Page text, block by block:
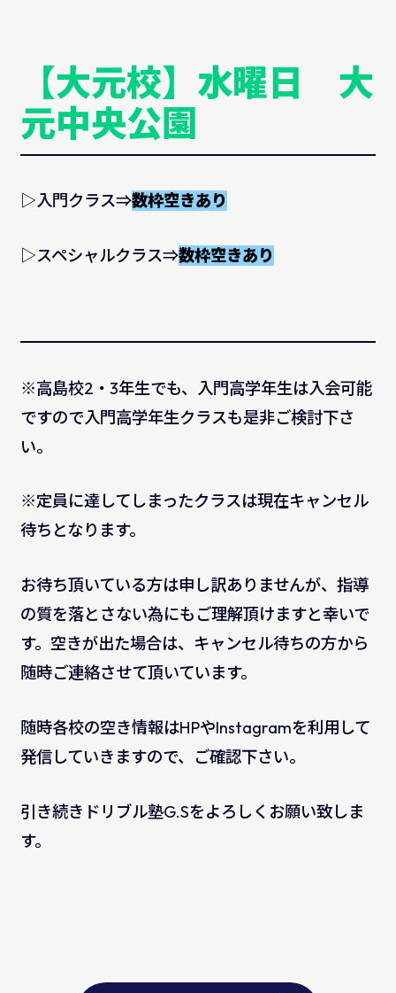
【大元校】水曜日 大
元中央公園
▷入門クラス⇒数枠空きあり
▷スペシャルクラス⇒数枠空きあり
※高島校2・3年生でも、入門高学年生は入会可能
ですので入門高学年生クラスも是非ご検討下さ
い。
※定員に達してしまったクラスは現在キャンセル
待ちとなります。
お待ち頂いている方は申し訳ありませんが、指導
の質を落とさない為にもご理解頂けますと幸いで
す。空きが出た場合は、キャンセル待ちの方から
随時ご連絡させて頂いています。
随時各校の空き情報はHPやInstagramを利用して
発信していきますので、ご確認下さい。
引き続きドリブル塾G.Sをよろしくお願い致しま
す。